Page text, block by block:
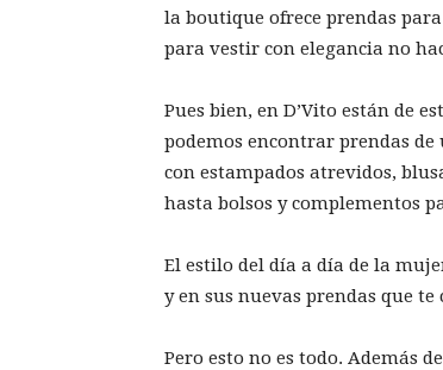
la boutique ofrece prendas
para vestir con elegancia no
Pues bien, en D’Vito están de
podemos encontrar prendas
con estampados atrevidos,
hasta bolsos y complementos
El estilo del día a día de la
y en sus nuevas prendas que
Pero esto no es todo. Además